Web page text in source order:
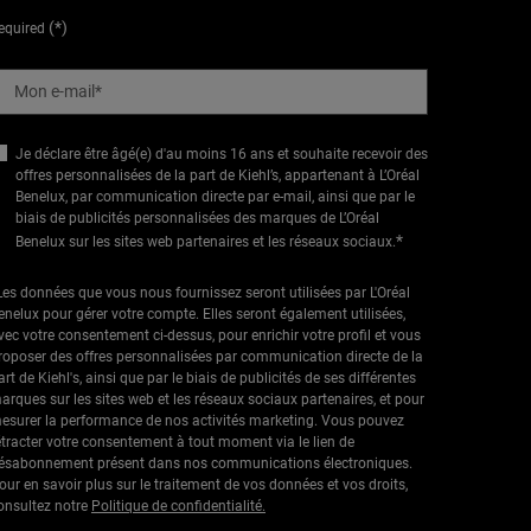
(*)
Mon e-mail*
Je déclare être âgé(e) d'au moins 16 ans et souhaite recevoir des
offres personnalisées de la part de Kiehl’s, appartenant à L’Oréal
Benelux, par communication directe par e-mail, ainsi que par le
biais de publicités personnalisées des marques de L’Oréal
Benelux sur les sites web partenaires et les réseaux sociaux.*
données que vous nous fournissez seront utilisées par L'Oréal
pour gérer votre compte. Elles seront également utilisées,
votre consentement ci-dessus, pour enrichir votre profil et vous
des offres personnalisées par communication directe de la
de Kiehl's, ainsi que par le biais de publicités de ses différentes
sur les sites web et les réseaux sociaux partenaires, et pour
la performance de nos activités marketing. Vous pouvez
votre consentement à tout moment via le lien de
présent dans nos communications électroniques.
en savoir plus sur le traitement de vos données et vos droits,
notre Politique de confidentialité.